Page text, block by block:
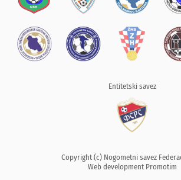
Entitetski savez
Copyright (c) Nogometni savez
Web development Promotim